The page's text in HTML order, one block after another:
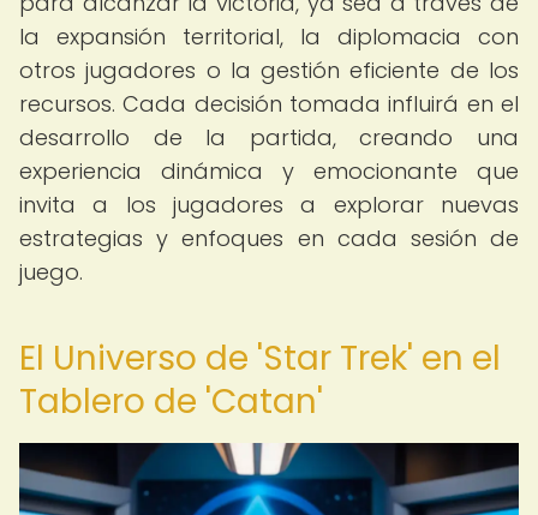
la expansión territorial, la diplomacia con
otros jugadores o la gestión eficiente de los
recursos. Cada decisión tomada influirá en el
desarrollo de la partida, creando una
experiencia dinámica y emocionante que
invita a los jugadores a explorar nuevas
estrategias y enfoques en cada sesión de
juego.
El Universo de 'Star Trek' en el
Tablero de 'Catan'